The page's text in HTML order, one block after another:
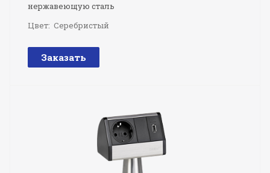
нержавеющую сталь
Цвет: Серебристый
Заказать